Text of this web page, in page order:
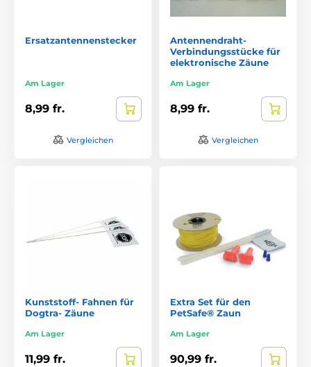
Ersatzantennenstecker
Am Lager
8,99 fr.
Vergleichen
Antennendraht-
Verbindungsstücke für
elektronische Zäune
Am Lager
8,99 fr.
Vergleichen
Kunststoff- Fahnen für
Dogtra- Zäune
Am Lager
11,99 fr.
Extra Set für den
PetSafe® Zaun
Am Lager
90,99 fr.